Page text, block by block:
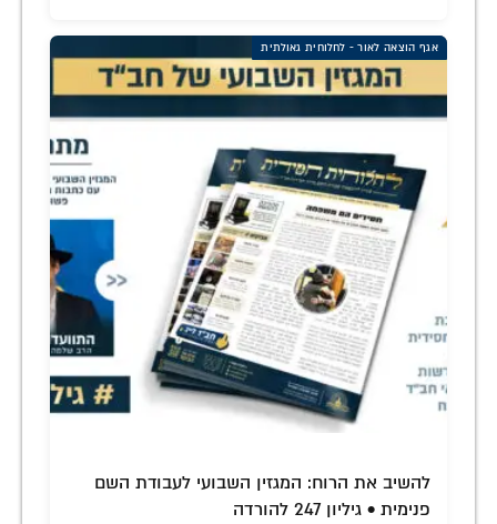
אגף הוצאה לאור - לחלוחית גאולתית
להשיב את הרוח: המגזין השבועי לעבודת השם
פנימית • גיליון 247 להורדה